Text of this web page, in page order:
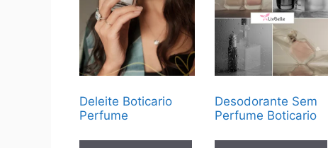
Deleite Boticario
Perfume
Desodorante Sem
Perfume Boticario